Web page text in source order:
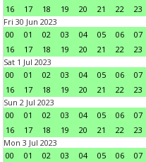
16
17 18 19 20 21 22
23
Fri 30 Jun 2023
00
01 02 03 04 05 06 07
16
17 18 19 20 21 22
23
Sat 1 Jul 2023
00
01 02 03 04 05 06 07
16
17 18 19 20 21 22
23
Sun 2 Jul 2023
00
01 02 03 04 05 06 07
16
17 18 19 20 21 22
23
Mon 3 Jul 2023
00
01 02 03 04 05 06 07